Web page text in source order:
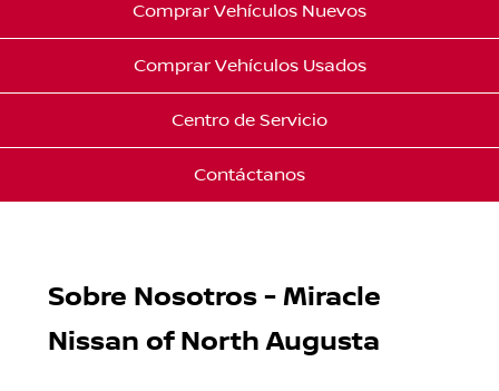
Comprar Vehículos Nuevos
Comprar Vehículos Usados
Centro de Servicio
Contáctanos
Sobre Nosotros - Miracle
Nissan of North Augusta